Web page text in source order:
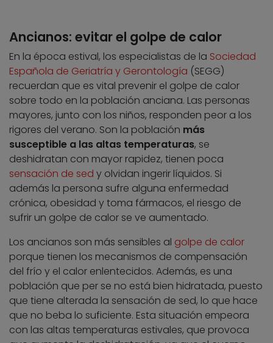
Ancianos: evitar el golpe de calor
En la época estival, los especialistas de la Sociedad
Española de Geriatría y Gerontología (SEGG)
recuerdan que es vital prevenir el golpe de calor
sobre todo en la población anciana. Las personas
mayores, junto con los niños, responden peor a los
rigores del verano. Son la población más
susceptible a las altas temperaturas, se
deshidratan con mayor rapidez, tienen poca
sensación de sed y olvidan ingerir líquidos. Si
además la persona sufre alguna enfermedad
crónica, obesidad y toma fármacos, el riesgo de
sufrir un golpe de calor se ve aumentado.
Los ancianos son más sensibles al golpe de calor
porque tienen los mecanismos de compensación
del frío y el calor enlentecidos. Además, es una
población que per se no está bien hidratada, puesto
que tiene alterada la sensación de sed, lo que hace
que no beba lo suficiente. Esta situación empeora
con las altas temperaturas estivales, que provoca